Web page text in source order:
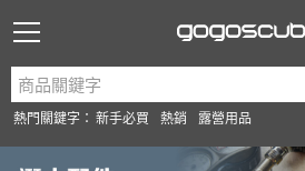
熱門關鍵字： 新手必買 熱銷 露營用品